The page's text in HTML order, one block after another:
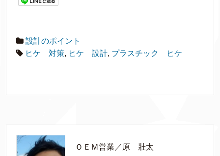
設計のポイント
ヒケ 対策, ヒケ 設計, プラスチック ヒケ
ＯＥＭ営業／原 壯太